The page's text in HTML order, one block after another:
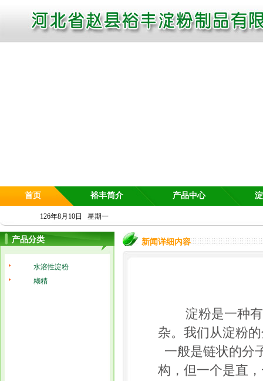
首页 裕丰简介 产品中心
126年8月10日 星期一
产品分类
水溶性淀粉
糊精
新闻详细内容
淀粉是一种
杂。我们从淀粉
一般是链状的分
构，但一个是直